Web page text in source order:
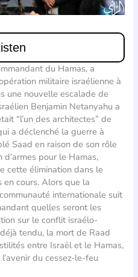
du Hamas, a
militaire israélienne à
une nouvelle escalade de
Benjamin Netanyahu a
“l’un des architectes” de
a déclenché la guerre à
Saad en raison de son rôle
pour le Hamas,
cette élimination dans le
cours. Alors que la
internationale suit
quelles seront les
sur le conflit israélo-
tendu, la mort de Raad
entre Israël et le Hamas,
du cessez-le-feu